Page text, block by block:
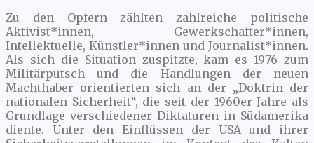
Zu den Opfern zählten zahlreiche politische
Aktivist*innen, Gewerkschafter*innen,
Intellektuelle, Künstler*innen und Journalist*innen.
Als sich die Situation zuspitzte, kam es 1976 zum
Militärputsch und die Handlungen der neuen
Machthaber orientierten sich an der „Doktrin der
nationalen Sicherheit“, die seit der 1960er Jahre als
Grundlage verschiedener Diktaturen in Südamerika
diente. Unter den Einflüssen der USA und ihrer